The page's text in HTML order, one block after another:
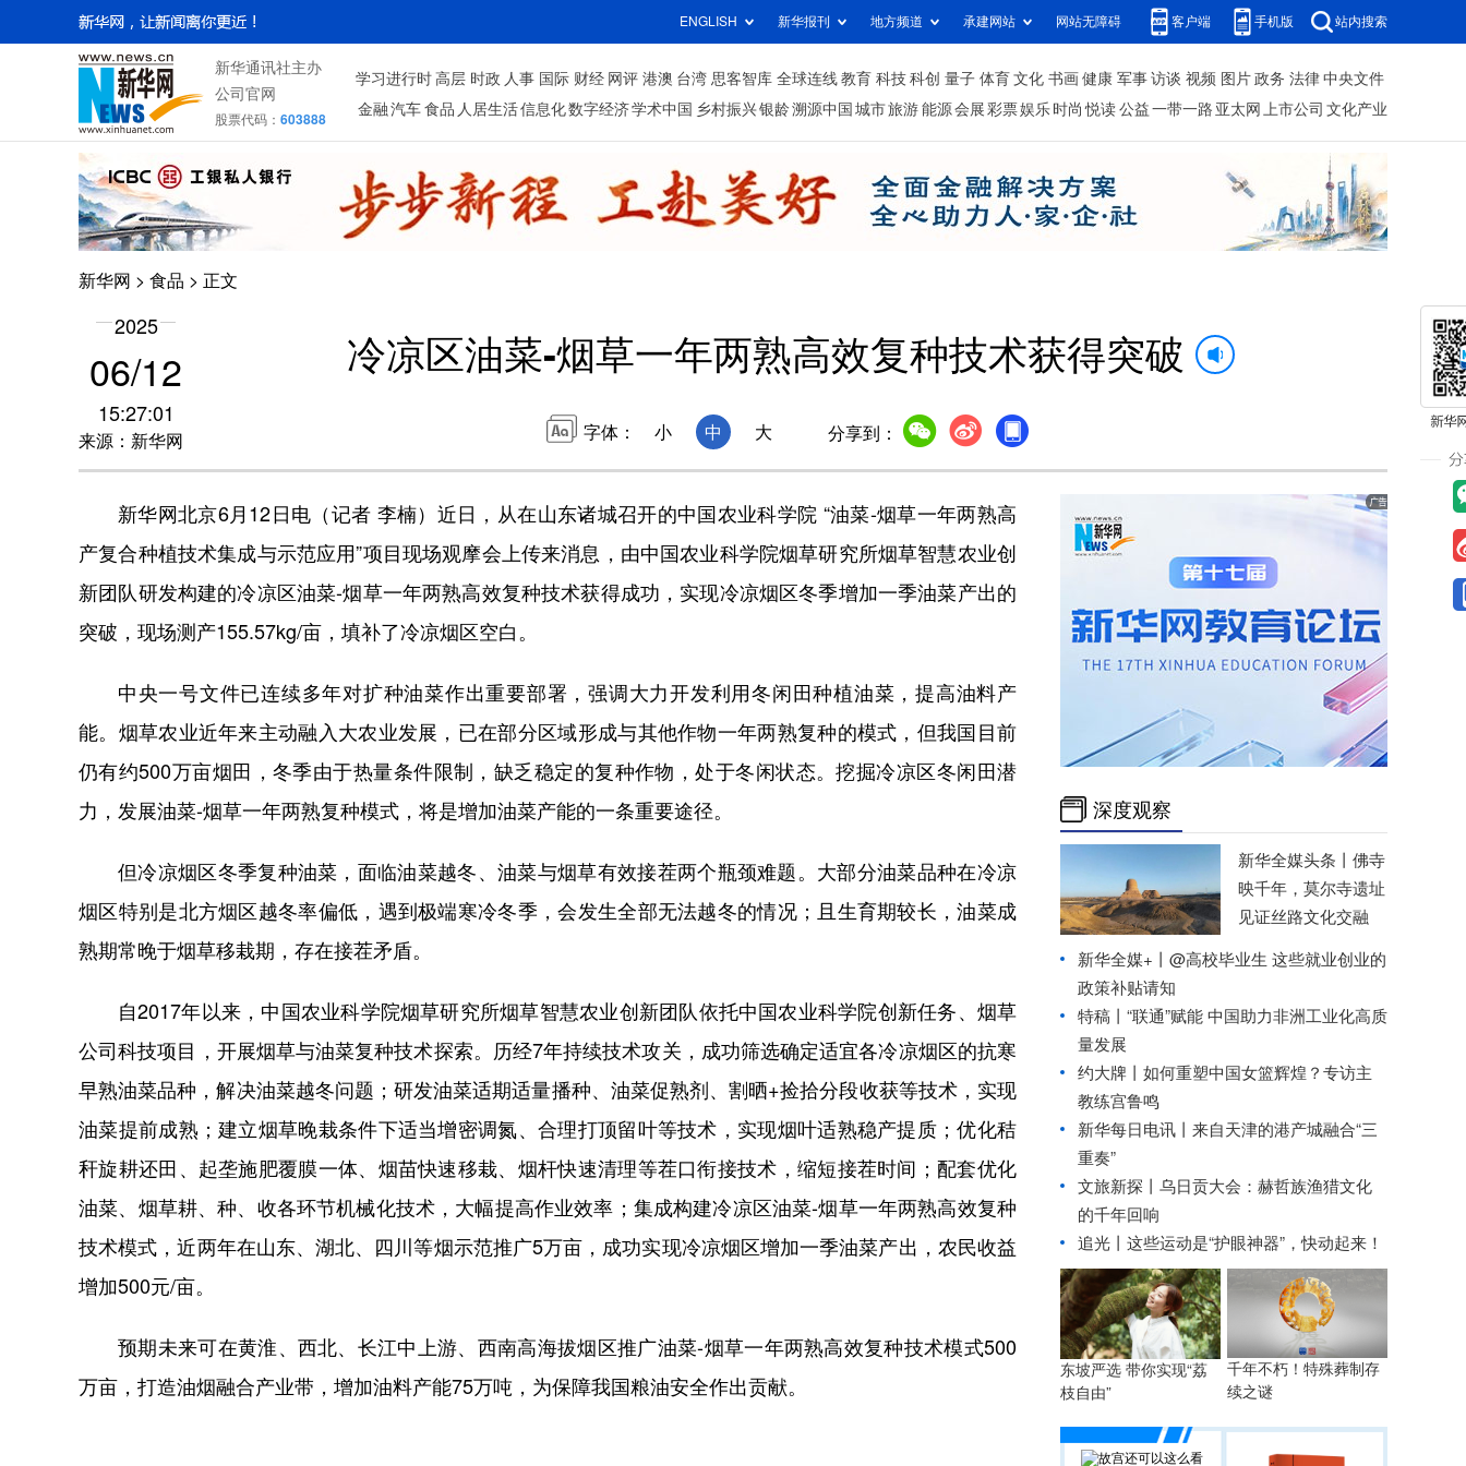
ENGLISH 新华报刊 地方频道 承建网站 网站无障碍 客户端 手机版 站内搜索
新华通讯社主办
公司官网
股票代码： 603888
学习进行时 高层 时政 人事 国际 财经 网评 港澳 台湾 思客智库 全球连线 教育 科技 科创 量子 体育 文化 书画 健康 军事 访谈 视频 图片 政务 法律 中央文件
金融 汽车 食品 人居生活信息化数字经济学术中国 乡村振兴银龄溯源中国 城市旅游 能源 会展 彩票娱乐 时尚 悦读 公益 一带一路 亚太网 上市公司 文化产业
新华网 > 食品 > 正文
2025
06/12
15:27:01
来源：新华网
冷凉区油菜-烟草一年两熟高效复种技术获得突破
字体： 小 中 大 分享到：
新华网北京6月12日电（记者 李楠）近日 ，从在山东诸城召开的中国农业科学院 “油菜-烟草一年两熟高
产复合种植技术集成与示范应用”项目现场观摩会上传来消息，由中国农业科学院烟草研究所烟草智慧农业创
新团队研发构建的冷凉区油菜-烟草一年两熟高效复种技术获得成功，实现冷凉烟区冬季增加一季油菜产出的
突破，现场测产155.57kg/亩，填补了冷凉烟区空白。
中央一号文件已连续多年对扩种油菜作出重要部署，强调大力开发利用冬闲田种植油菜，提高油料产
能。烟草农业近年来主动融入大农业发展，已在部分区域形成与其他作物一年两熟复种的模式，但我国目前
仍有约500万亩烟田，冬季由于热量条件限制，缺乏稳定的复种作物，处于冬闲状态。挖掘冷凉区冬闲田潜
力，发展油菜-烟草一年两熟复种模式，将是增加油菜产能的一条重要途径。
但冷凉烟区冬季复种油菜，面临油菜越冬、油菜与烟草有效接茬两个瓶颈难题。大部分油菜品种在冷凉
烟区特别是北方烟区越冬率偏低，遇到极端寒冷冬季，会发生全部无法越冬的情况；且生育期较长，油菜成
熟期常晚于烟草移栽期，存在接茬矛盾。
自 2017年以来，中国农业科学院烟草研究所烟草智慧农业创新团队依托中国农业科学院创新任务、烟草
公司科技项目，开展烟草与油菜复种技术探索。历经7年持续技术攻关，成功筛选确定适宜各冷凉烟区的抗寒
早熟油菜品种，解决油菜越冬问题；研发油菜适期适量播种、油菜促熟剂、割晒+捡拾分段收获等技术，实现
油菜提前成熟；建立烟草晚栽条件下适当增密调氮、合理打顶留叶等技术，实现烟叶适熟稳产提质；优化秸
秆旋耕还田、起垄施肥覆膜一体、烟苗快速移栽、烟杆快速清理等茬口衔接技术，缩短接茬时间；配套优化
油菜、烟草耕、种、收各环节机械化技术，大幅提高作业效率；集成构建冷凉区油菜-烟草一年两熟高效复种
技术模式，近两年在山东、湖北、四川等烟示范推广5万亩，成功实现冷凉烟区增加一季油菜产出，农民收益
增加500元/亩。
预期未来可在黄淮、西北、长江中上游、西南高海拔烟区推广油菜-烟草一年两熟高效复种技术模式500
万亩，打造油烟融合产业带，增加油料产能75万吨，为保障我国粮油安全作出贡献。
深度观察
新华全媒头条丨 佛寺
映千年，莫尔寺遗址
见证丝路文化交融
新华全媒+丨 @高校毕业生 这些就业创业的
政策补贴请知
特稿丨“联通”赋能 中国助力非洲工业化高质
量发展
约大牌丨如何重塑中国女篮辉煌？专访主
教练宫鲁鸣
新华每日电讯丨 来自天津的港产城融合“三
重奏”
文旅新探丨乌日贡大会：赫哲族渔猎文化
的千年回响
追光丨 这些运动是“护眼神器”，快动起来！
东坡严选 带你实现“荔
枝自由”
千年不朽！特殊葬制存
续之谜